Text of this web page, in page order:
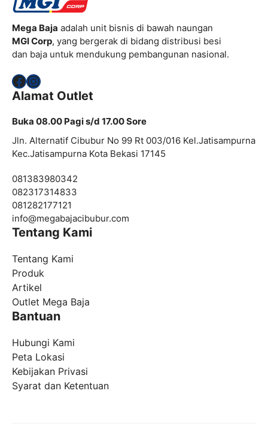
Mega Baja adalah unit bisnis di bawah naungan
MGI Corp, yang bergerak di bidang distribusi besi
dan baja untuk mendukung pembangunan nasional.
Facebook
Instagram
Alamat Outlet
Buka 08.00 Pagi s/d 17.00 Sore
Jln. Alternatif Cibubur No 99 Rt 003/016 Kel.Jatisampurna
Kec.Jatisampurna Kota Bekasi 17145
081383980342
082317314833
081282177121
info@megabajacibubur.com
Tentang Kami
Tentang Kami
Produk
Artikel
Outlet Mega Baja
Bantuan
Hubungi Kami
Peta Lokasi
Kebijakan Privasi
Syarat dan Ketentuan